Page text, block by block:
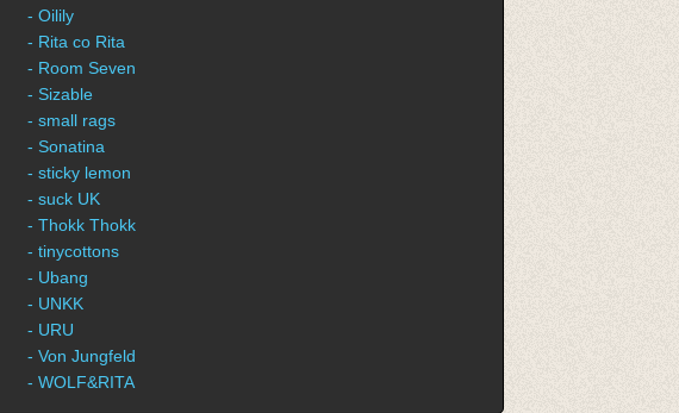
- Oilily
- Rita co Rita
- Room Seven
- Sizable
- small rags
- Sonatina
- sticky lemon
- suck UK
- Thokk Thokk
- tinycottons
- Ubang
- UNKK
- URU
- Von Jungfeld
- WOLF&RITA